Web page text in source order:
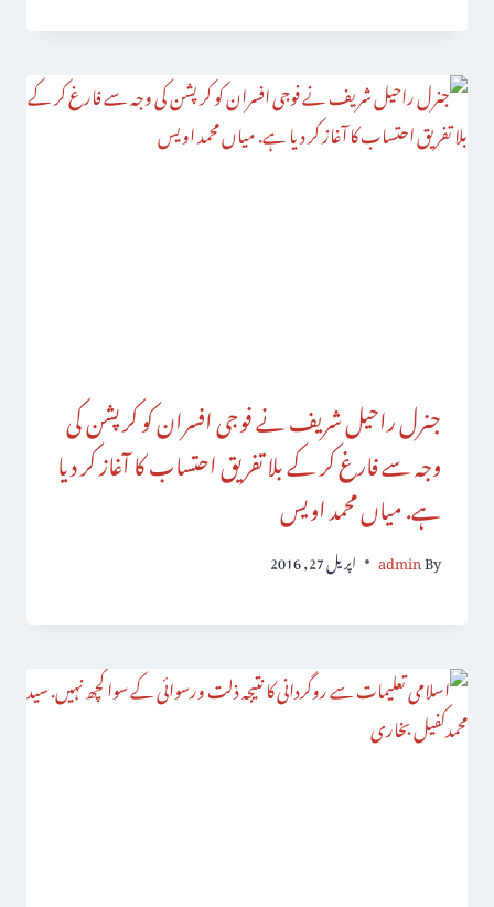
جنرل راحیل شریف نے فوجی افسران کو کرپشن کی
وجہ سے فارغ کر کے بلا تفریق احتساب کا آغاز کر دیا
ہے. میاں محمد اویس
By
admin اپریل 27, 2016